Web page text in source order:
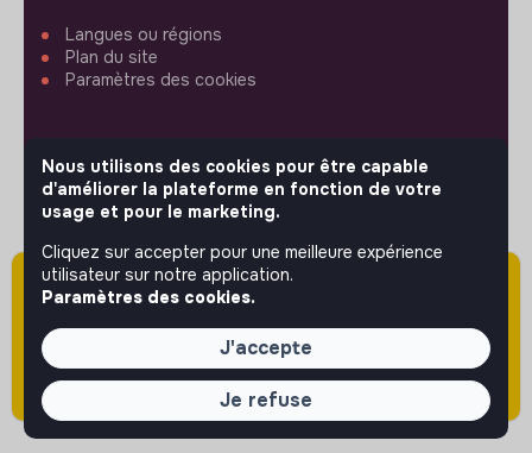
Attention cette annonce a été publiée il y a
plus de 60 jours (le 13/05/2026) et est sans
doute expirée ou non mise à jour.
Langues ou régions
Plan du site
Paramètres des cookies
SUIVEZ-NOUS
© 2026 jobs that makesense.
Nous utilisons des cookies pour être capable
d'améliorer la plateforme en fonction de votre
usage et pour le marketing.
Cliquez sur accepter pour une meilleure expérience
utilisateur sur notre application.
Paramètres des cookies.
J'accepte
Je refuse